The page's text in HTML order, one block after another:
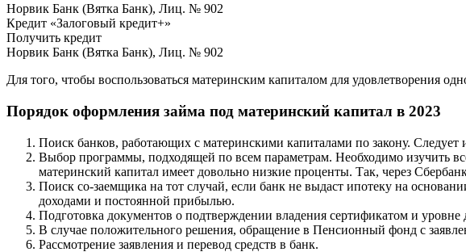
Норвик Банк (Вятка Банк), Лиц. № 902
Кредит «Залоговый кредит+»
Получить кредит
Норвик Банк (Вятка Банк), Лиц. № 902
Для того, чтобы воспользоваться материнским капиталом для удовлетворения
Порядок оформления займа под материнский капитал в 2023
Поиск банков, работающих с материнскими капиталами по закону.
Выбор программы, подходящей по всем параметрам. Необходимо изучить
материнский капитал имеет довольно низкие проценты. Так, через
Поиск со-заемщика на тот случай, если банк не выдаст ипотеку на
доходами и постоянной прибылью.
Подготовка документов о подтверждении владения сертификатом и
В случае положительного решения, обращение в Пенсионный фонд с
Рассмотрение заявления и перевод средств в банк.